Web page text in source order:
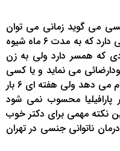
می گوید زمانی می توان
گفت که فردی پارافیلیا یا انحراف جنسی دارد که به مدت ۶ ماه شیوه
که همسر دارد ولی به زن
می نماید و یا کسی
که ۶ ماه(هفته ای ۲ بار) این کار را انجام می دهد ولی هفته ای ۶ بار
پارافیلیا محسوب نمی شود
نکته مهمی برای دکتر خوب
ناتوانی جنسی در تهران